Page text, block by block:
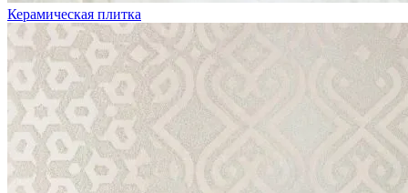
Керамическая плитка